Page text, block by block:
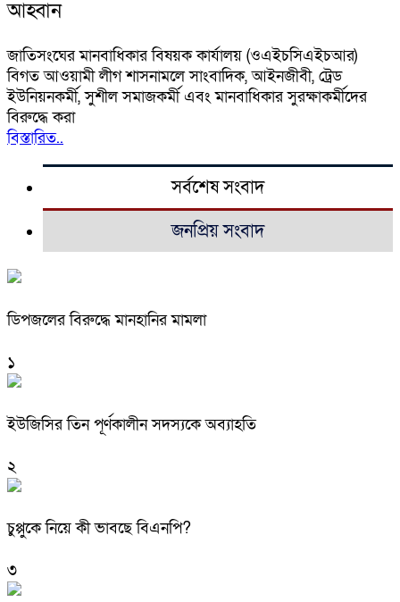
আহ্বান
জাতিসংঘের মানবাধিকার বিষয়ক কার্যালয় (ওএইচসিএইচআর)
বিগত আওয়ামী লীগ শাসনামলে সাংবাদিক, আইনজীবী, ট্রেড
ইউনিয়নকর্মী, সুশীল সমাজকর্মী এবং মানবাধিকার সুরক্ষাকর্মীদের
বিরুদ্ধে করা
বিস্তারিত..
সর্বশেষ সংবাদ
জনপ্রিয় সংবাদ
ডিপজলের বিরুদ্ধে মানহানির মামলা
১
ইউজিসির তিন পূর্ণকালীন সদস্যকে অব্যাহতি
২
চুপ্পুকে নিয়ে কী ভাবছে বিএনপি?
৩